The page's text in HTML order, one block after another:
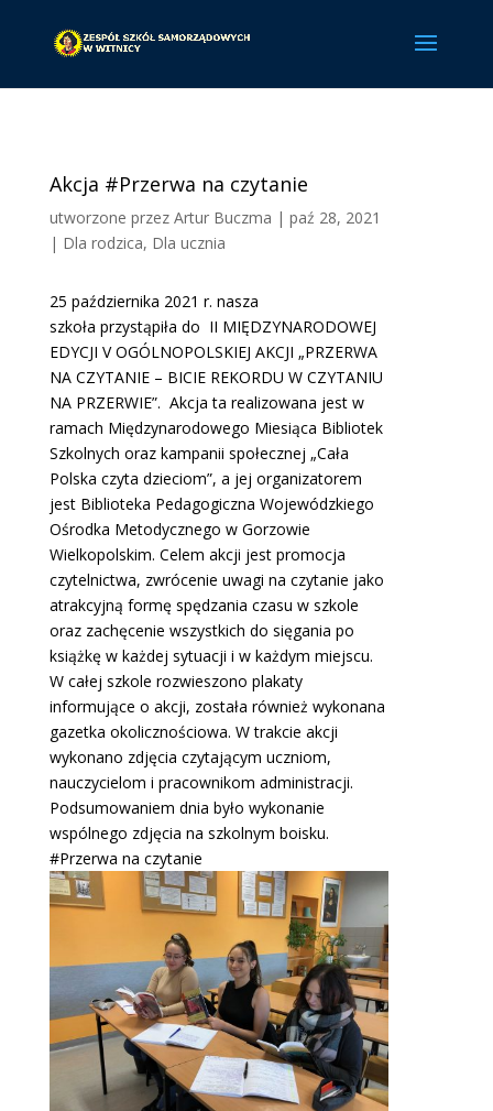
Akcja #Przerwa na czytanie
utworzone przez Artur Buczma | paź 28, 2021
| Dla rodzica, Dla ucznia
25 października 2021 r. nasza
szkoła przystąpiła do II MIĘDZYNARODOWEJ
EDYCJI V OGÓLNOPOLSKIEJ AKCJI „PRZERWA
NA CZYTANIE – BICIE REKORDU W CZYTANIU
NA PRZERWIE”. Akcja ta realizowana jest w
ramach Międzynarodowego Miesiąca Bibliotek
Szkolnych oraz kampanii społecznej „Cała
Polska czyta dzieciom”, a jej organizatorem
jest Biblioteka Pedagogiczna Wojewódzkiego
Ośrodka Metodycznego w Gorzowie
Wielkopolskim. Celem akcji jest promocja
czytelnictwa, zwrócenie uwagi na czytanie jako
atrakcyjną formę spędzania czasu w szkole
oraz zachęcenie wszystkich do sięgania po
książkę w każdej sytuacji i w każdym miejscu.
W całej szkole rozwieszono plakaty
informujące o akcji, została również wykonana
gazetka okolicznościowa. W trakcie akcji
wykonano zdjęcia czytającym uczniom,
nauczycielom i pracownikom administracji.
Podsumowaniem dnia było wykonanie
wspólnego zdjęcia na szkolnym boisku.
#Przerwa na czytanie